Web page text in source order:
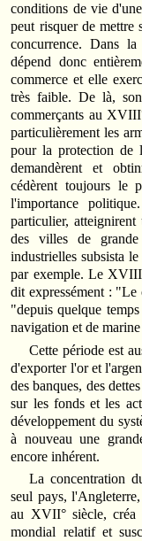
conditions de vie
peut risquer de mettre
concurrence. Dans
dépend donc
commerce et elle
très faible. De là,
commerçants au
particulièrement les
pour la protection de
demandèrent et
cédèrent toujours le
l'importance
particulier,
des villes de
industrielles subsista
par exemple. Le
dit expressément : "Le
"depuis quelque
navigation et de marine
Cette période est
d'exporter l'or et
des banques, des
sur les fonds et les
développement du
à nouveau une
encore inhérent.
La concentration
seul pays,
au XVII° siècle, créa
mondial relatif et